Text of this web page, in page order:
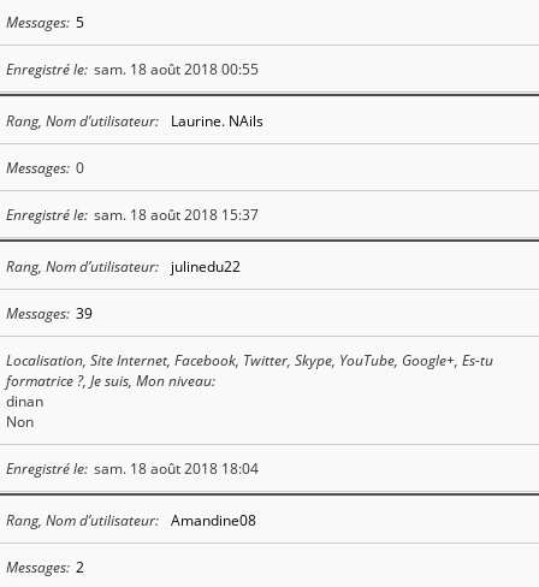
Messages 5
Enregistré le sam. 18 août 2018 00:55
Rang, Nom d’utilisateur Laurine. NAils
Messages 0
Enregistré le sam. 18 août 2018 15:37
Rang, Nom d’utilisateur julinedu22
Messages 39
Localisation, Site Internet, Facebook, Twitter, Skype, YouTube, Google+, Es-tu
formatrice ?, Je suis, Mon niveau
dinan
Non
Enregistré le sam. 18 août 2018 18:04
Rang, Nom d’utilisateur Amandine08
Messages 2